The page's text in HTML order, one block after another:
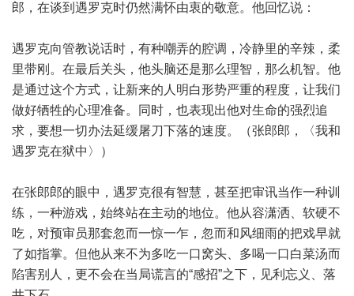
郎，在谈到遇罗克时仍然满怀由衷的敬意。他回忆说：
遇罗克向管教说话时，有种嘲弄的腔调，冷静里的辛辣，柔
里带刚。在最后关头，他头脑还是那么理智，那么机智。他
是通过这个方式，让新来的人明白形势严重的程度，让我们
做好牺牲的心理准备。同时，也表现出他对生命的强烈追
求，要想一切办法延缓屠刀下落的速度。（张郎郎，〈我和
遇罗克在狱中〉）
在张郎郎的眼中，遇罗克很有智慧，甚至把审讯当作一种训
练，一种游戏，始终站在主动的地位。他从容潇洒、软硬不
吃，对预审员那套忽而一惊一乍，忽而和风细雨的把戏早就
了如指掌。但他从来不为多吃一口窝头、多喝一口白菜汤而
陷害别人，更不会在当局谎言的“感招”之下，见利忘义、落